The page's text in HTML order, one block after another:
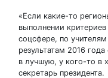
«Если какие-то
выполнении
соцсфере, по
результатам 2016
в лучшую, у кого-то в
секретарь президента.